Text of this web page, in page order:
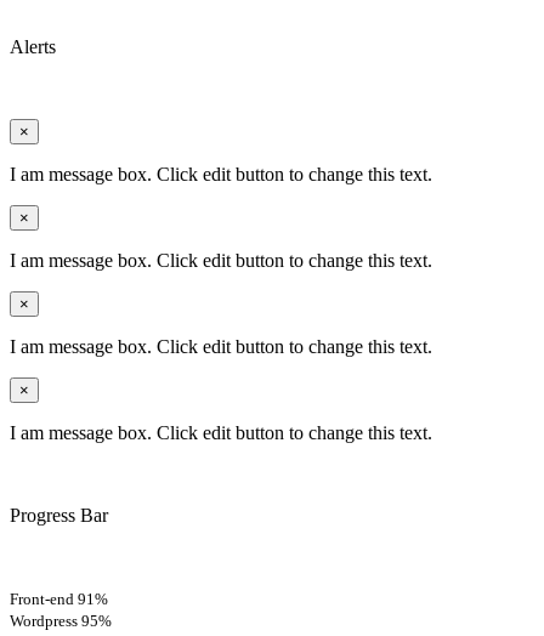
Alerts
×
I am message box. Click edit button to change this text.
×
I am message box. Click edit button to change this text.
×
I am message box. Click edit button to change this text.
×
I am message box. Click edit button to change this text.
Progress Bar
Front-end 91%
Wordpress 95%